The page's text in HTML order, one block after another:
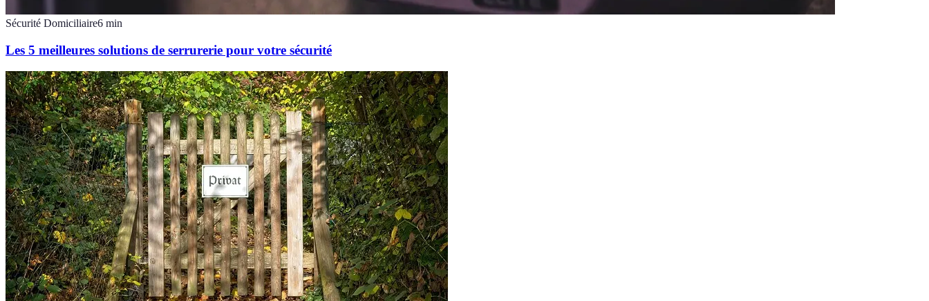
Sécurité Domiciliaire6 min
Les 5 meilleures solutions de serrurerie pour votre sécurité